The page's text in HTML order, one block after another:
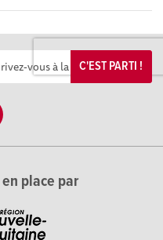
C'EST PARTI !
place par